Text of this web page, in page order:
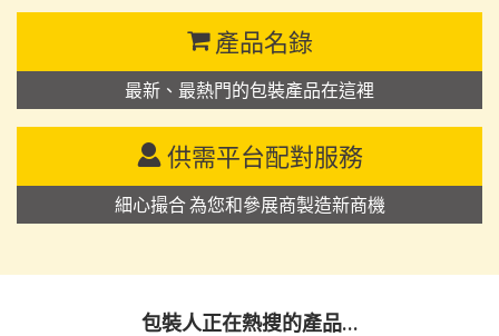
產品名錄
最新、最熱門的包裝產品在這裡
供需平台配對服務
細心撮合 為您和參展商製造新商機
包裝人正在熱搜的產品…